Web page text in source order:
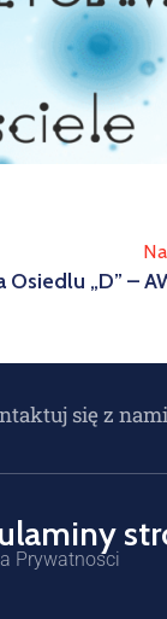
„D” –
się z
Prywatności